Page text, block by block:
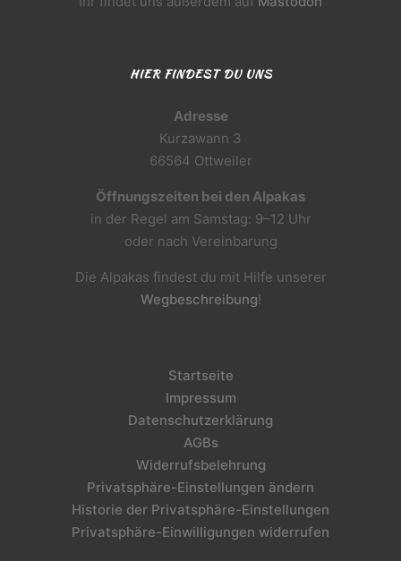
HIER FINDEST DU UNS
Adresse
Kurzawann 3
66564 Ottweiler
Öffnungszeiten bei den Alpakas
in der Regel am Samstag: 9–12 Uhr
oder nach Vereinbarung
Die Alpakas findest du mit Hilfe unserer
Wegbeschreibung!
Startseite
Impressum
Datenschutzerklärung
AGBs
Widerrufsbelehrung
Privatsphäre-Einstellungen ändern
Historie der Privatsphäre-Einstellungen
Privatsphäre-Einwilligungen widerrufen